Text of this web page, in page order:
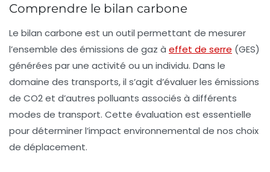
Comprendre le bilan carbone
Le bilan carbone est un outil permettant de mesurer
l’ensemble des émissions de gaz à effet de serre (GES)
générées par une activité ou un individu. Dans le
domaine des transports, il s’agit d’évaluer les émissions
de CO2 et d’autres polluants associés à différents
modes de transport. Cette évaluation est essentielle
pour déterminer l’impact environnemental de nos choix
de déplacement.